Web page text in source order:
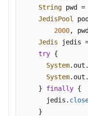
序
码
连
GeminiDB
Redis
例
String pwd =
JedisPool
2000,
Jedis jedis
try {
System. out .
System. out .
    }
finally {
      jedis.
    }